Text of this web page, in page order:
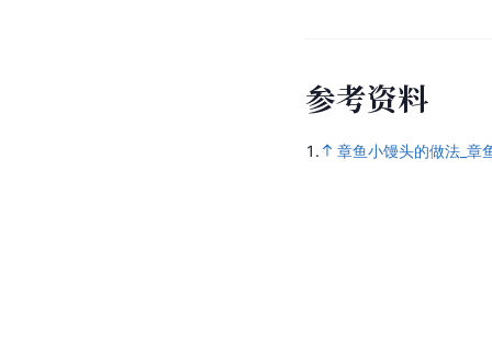
参考资料
1. 章鱼小馒头的做法_章